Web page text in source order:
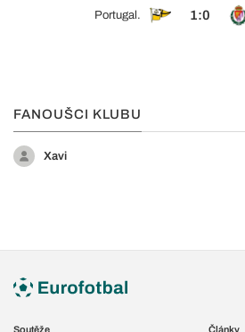
Portugal.
1:0
FANOUŠCI KLUBU
Xavi
Soutěže
Články